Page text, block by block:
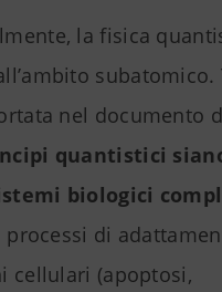
la fisica
subatomico.
nel documento
quantistici
biologici
processi di
cellulari (apoptosi,